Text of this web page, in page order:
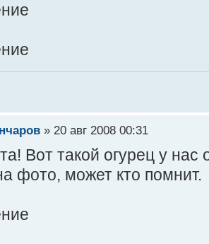
» 20 авг 2008 00:31
Вот такой огурец у
фото, может кто помнит.